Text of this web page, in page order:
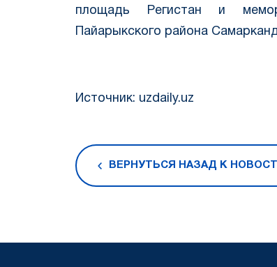
площадь Регистан и
Пайарыкского района
Источник: uzdaily.uz
ВЕРНУТЬСЯ НАЗАД К